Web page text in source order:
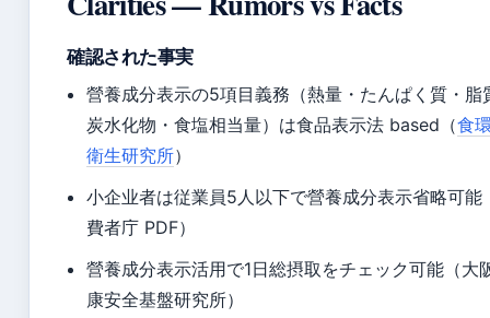
確認された事実
營養成分表示の5項目義務（熱量・たんぱく質・脂
炭水化物・食塩相当量）は食品表示法 based（食
衛生研究所）
小企业者は従業員5人以下で營養成分表示省略可能
費者庁 PDF）
營養成分表示活用で1日総摂取をチェック可能（大
康安全基盤研究所）